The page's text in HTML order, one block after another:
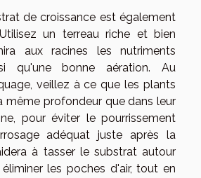
de croissance est également
un terreau riche et bien
aux racines les nutriments
qu'une bonne aération. Au
veillez à ce que les plants
même profondeur que dans leur
pour éviter le pourrissement
adéquat juste après la
à tasser le substrat autour
les poches d'air, tout en